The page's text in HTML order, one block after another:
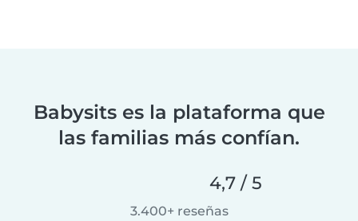
Babysits es la plataforma que
las familias más confían.
4,7 / 5
3.400+ reseñas